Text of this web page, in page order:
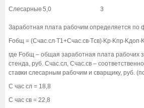
Слесарные 5,0
3
Заработная плата рабочим определяется по
Fобщ =
где Fобщ – общая заработная плата рабочих
стенда, руб. Cчас.сл, Cчас.св –
ставки слесарным рабочим и сварщику, руб.
C час сл = 18,8
C час св = 22,8